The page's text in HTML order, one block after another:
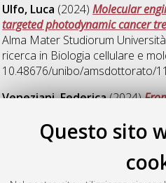
Questo sito
Ulfo, Luca (2024)Molecular
targeted photodynamic cancer
Alma Mater Studiorum
ricerca in Biologia cellulare e
10.48676/unibo/amsdottorato/
Veneziani, Federica(2024)
Syndrome to the development
using CRISPR/Cas7-11S.,
Studiorum Università di
Scienze biotecnologiche,